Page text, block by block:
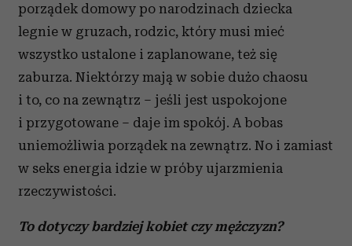
porządek domowy po narodzinach dziecka
legnie w gruzach, rodzic, który musi mieć
wszystko ustalone i zaplanowane, też się
zaburza. Niektórzy mają w sobie dużo chaosu
i to, co na zewnątrz – jeśli jest uspokojone
i przygotowane – daje im spokój. A bobas
uniemożliwia porządek na zewnątrz. No i zamiast
w seks energia idzie w próby ujarzmienia
rzeczywistości.
To dotyczy bardziej kobiet czy mężczyzn?